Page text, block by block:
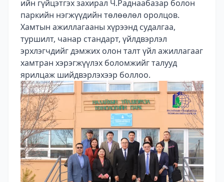
ийн гүйцэтгэх захирал Ч.Раднаабазар болон
паркийн нэгжүүдийн төлөөлөл оролцов.
Хамтын ажиллагааны хүрээнд судалгаа,
туршилт, чанар стандарт, үйлдвэрлэл
эрхлэгчдийг дэмжих олон талт үйл ажиллагааг
хамтран хэрэгжүүлэх боломжийг талууд
ярилцаж шийдвэрлэхээр боллоо.